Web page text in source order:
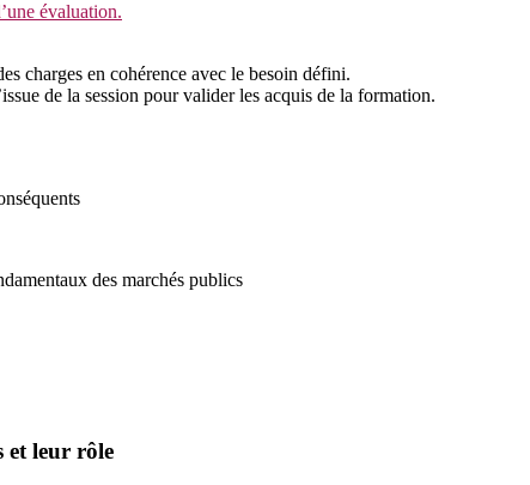
évaluation.
charges en cohérence avec le besoin défini.
de la session pour valider les acquis de la formation.
des marchés publics
et leur rôle